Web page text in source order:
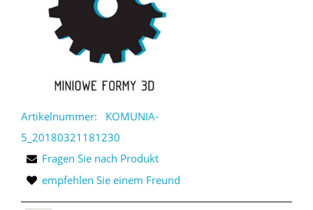
Artikelnummer:
KOMUNIA-
5_20180321181230
Fragen Sie nach Produkt
empfehlen Sie einem Freund